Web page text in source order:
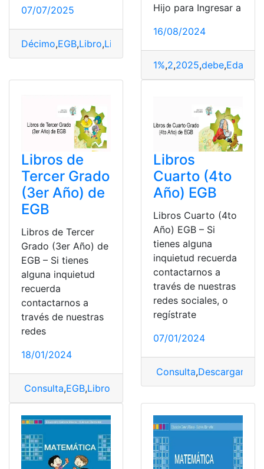
07/07/2025
Décimo,EGB,Libro,Libro de inglés
Hijo para Ingresar a
16/08/2024
1%,2,2025,debe,Edad
Libros de
Tercer Grado
(3er Año) de
EGB
Libros de Tercer
Grado (3er Año) de
EGB – Si tienes
alguna inquietud
recuerda
contactarnos a
través de nuestras
redes
18/01/2024
Consulta,EGB,Libros Tercer Grado
Libros
Cuarto (4to
Año) EGB
Libros Cuarto (4to
Año) EGB – Si
tienes alguna
inquietud recuerda
contactarnos a
través de nuestras
redes sociales, o
regístrate
07/01/2024
Consulta,Descargar